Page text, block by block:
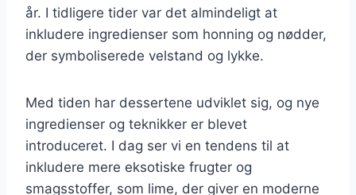
år. I tidligere tider var det almindeligt at
inkludere ingredienser som honning og nødder,
der symboliserede velstand og lykke.
Med tiden har dessertene udviklet sig, og nye
ingredienser og teknikker er blevet
introduceret. I dag ser vi en tendens til at
inkludere mere eksotiske frugter og
smagsstoffer, som lime, der giver en moderne